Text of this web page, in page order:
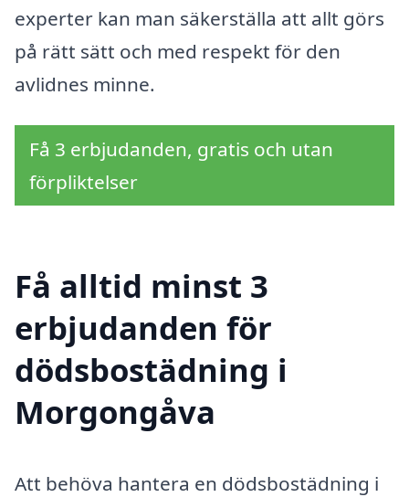
experter kan man säkerställa att allt görs
på rätt sätt och med respekt för den
avlidnes minne.
Få 3 erbjudanden, gratis och utan
förpliktelser
Få alltid minst 3
erbjudanden för
dödsbostädning i
Morgongåva
Att behöva hantera en dödsbostädning i